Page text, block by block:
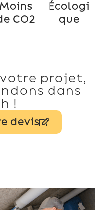
Moins
CO2
Écologi
que
projet,
dans
!
devis